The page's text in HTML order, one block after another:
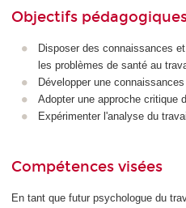
Objectifs
Disposer des connaissances
les problèmes de santé au
Développer une
Adopter une approche critique
Expérimenter l'analyse du travail
Compétences visées
En tant que futur psychologue du